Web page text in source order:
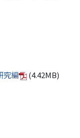
究編
(4.42MB)